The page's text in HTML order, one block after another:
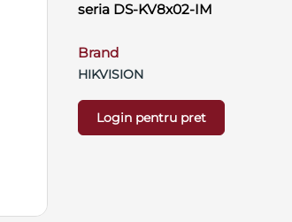
seria DS-KV8x02-IM
Brand
HIKVISION
Login pentru pret